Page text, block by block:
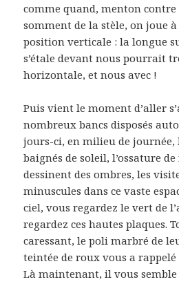
comme quand, menton
somment de la stèle, on joue
position verticale : la longue
s’étale devant nous pourrait
horizontale, et nous avec !
Puis vient le moment d’aller
nombreux bancs disposés
jours-ci, en milieu de journée,
baignés de soleil, l’ossature
dessinent des ombres, les
minuscules dans ce vaste
ciel, vous regardez le vert de
regardez ces hautes plaques.
caressant, le poli marbré de
teintée de roux vous a rappelé
Là maintenant, il vous